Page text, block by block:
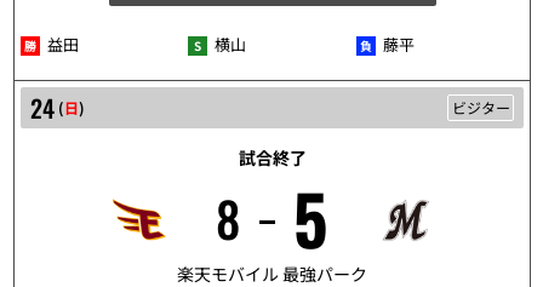
益田 横山 藤平
24 (日) ビジター
試合終了
8 5
楽天モバイル 最強パーク